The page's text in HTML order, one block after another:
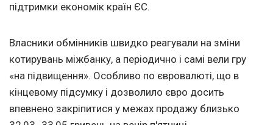
підтримки економік країн ЄС.
Власники обмінників швидко реагували на зміни
котирувань міжбанку, а періодично і самі вели гру
«на підвищення». Особливо по євровалюті, що в
кінцевому підсумку і дозволило євро досить
впевнено закріпитися у межах продажу близько